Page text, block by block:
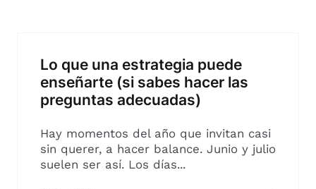
Lo que una estrategia puede
enseñarte (si sabes hacer las
preguntas adecuadas)
Hay momentos del año que invitan casi
sin querer, a hacer balance. Junio y julio
suelen ser así. Los días...